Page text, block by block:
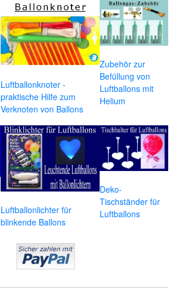
Luftballonknoter -
praktische Hilfe zum
Verknoten von Ballons
Zubehör zur
Befüllung von
Luftballons mit
Helium
Luftballonlichter für
blinkende Ballons
Deko-
Tischständer für
Luftballons